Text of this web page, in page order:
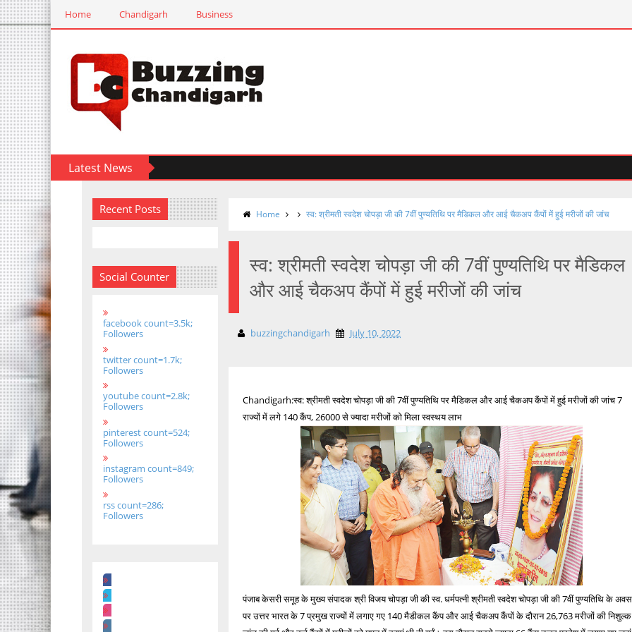
Home Chandigarh Business
Latest News
Recent Posts
Social Counter
facebook count=3.5k;
Followers
twitter count=1.7k;
Followers
youtube count=2.8k;
Followers
pinterest count=524;
Followers
instagram count=849;
Followers
rss count=286;
Followers
Home स्व: श्रीमती स्वदेश चोपड़ा जी की 7वीं पुण्यतिथि पर मैडिकल और आई चैकअप कैंपों में हुई मरीजों की जांच
स्व: श्रीमती स्वदेश चोपड़ा जी की 7वीं पुण्यतिथि पर मैडिकल
और आई चैकअप कैंपों में हुई मरीजों की जांच
buzzingchandigarh July 10, 2022
Chandigarh:स्व: श्रीमती स्वदेश चोपड़ा जी की 7वीं पुण्यतिथि पर मैडिकल और आई चैकअप कैंपों में हुई मरीजों की जांच 7
राज्यों में लगे 140 कैंप, 26000 से ज्यादा मरीजों को मिला स्वस्थय लाभ
पंजाब केसरी समूह के मुख्य संपादक श्री विजय चोपड़ा जी की स्व. धर्मपत्नी श्रीमती स्वदेश चोपड़ा जी की 7वीं पुण्यतिथि के
पर उत्तर भारत के 7 प्रमुख राज्यों में लगाए गए 140 मैडीकल कैंप और आई चैकअप कैंपों के दौरान 26,763 मरीजों की निशुल्क